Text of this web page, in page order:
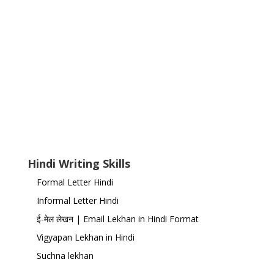
Hindi Writing Skills
Formal Letter Hindi
Informal Letter Hindi
ई-मेल लेखन | Email Lekhan in Hindi Format
Vigyapan Lekhan in Hindi
Suchna lekhan